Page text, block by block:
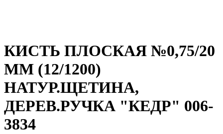
КИСТЬ ПЛОСКАЯ №0,75/20
ММ (12/1200)
НАТУР.ЩЕТИНА,
ДЕРЕВ.РУЧКА "КЕДР" 006-
3834